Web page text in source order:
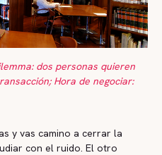
dos personas quieren
Hora de negociar:
y vas camino a cerrar la
con el ruido. El otro